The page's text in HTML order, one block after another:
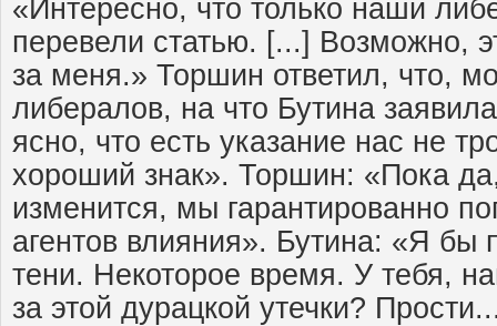
«Интересно, что только наши
перевели статью. [...] Возможно,
за меня.» Торшин ответил, что,
либералов, на что Бутина
ясно, что есть указание нас не
хороший знак». Торшин: «Пока
изменится, мы гарантированно
агентов влияния». Бутина: «Я бы
тени. Некоторое время. У тебя,
за этой дурацкой утечки?